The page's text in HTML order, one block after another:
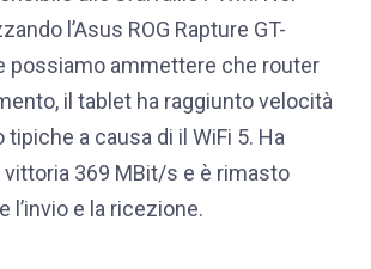
l’Asus ROG Rapture GT-
possiamo ammettere che router
il tablet ha raggiunto velocità
a causa di il WiFi 5. Ha
369 MBit/s e è rimasto
l’invio e la ricezione.